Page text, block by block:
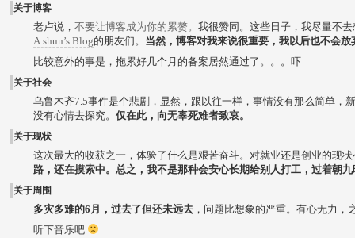
关于博客
老卢说， 不要让博客成为你的累赘。 我很赞同。这些日子，我尽量不
A.shun’s Blog的朋友们。 当然，博客对我来说很重要，我以后也不会放
比较意外的事是，拖累好几个月的备案居然通过了。。。吓
关于社会
乌鲁木齐7.5事件是个悲剧，显然，跟以往一样，事情没有那么简单，
没有心情去探究。 仅在此，向无辜死难者致哀。
关于现状
这次最大的收获之一，体验了什么是艰苦奋斗。对就业还是创业的现
路，还在摸索中。总之，我不是那种会安心长期给别人打工，过着朝
关于周围
多灾多难的6月，过去了但还未远去 ，问题比想象的严重。有心无力，
听下音乐吧